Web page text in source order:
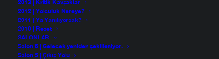
2013 | Kritik Kavşaklar
2012 | Yolculuk Nereye?
2011 | Ya Yanılıyorsak?
2010 | Reset
SALONLAR
Salon 6 | Gelecek yeniden şekilleniyor.
Salon 5 | Çıkış Yolu